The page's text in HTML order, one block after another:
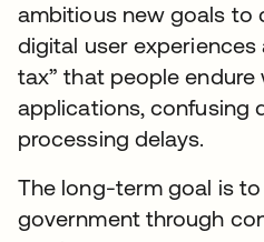
ambitious new goals to
digital user experiences
tax” that people
applications, confusing
processing delays.
The long-term goal is
government through